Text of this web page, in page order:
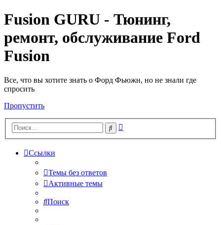
Fusion GURU - Тюнинг,
ремонт, обслуживание Ford
Fusion
Все, что вы хотите знать о Форд Фьюжн, но не знали где
спросить
Пропустить
Поиск
Ссылки
Темы без ответов
Активные темы
Поиск